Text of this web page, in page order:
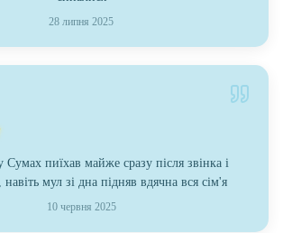
28 липня 2025
Сумах пиїхав майже сразу після звінка і
навіть мул зі дна підняв вдячна вся сім'я
10 червня 2025